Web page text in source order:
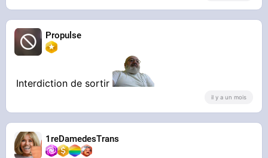
Propulse
Interdiction de sortir
il y a un mois
1reDamedesTrans